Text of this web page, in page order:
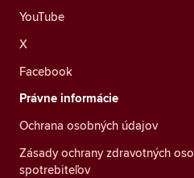
YouTube
X
Facebook
Právne informácie
Ochrana osobných údajov
Zásady ochrany zdravotných
spotrebiteľov